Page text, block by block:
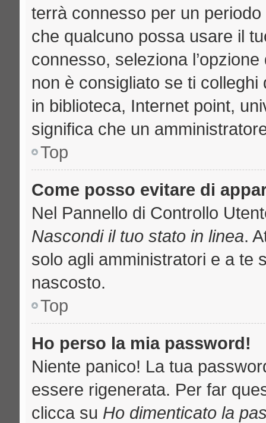
terrà connesso per un
che qualcuno possa usare il
connesso, seleziona
non è consigliato se ti
in biblioteca, Internet point,
significa che un
Top
Come posso evitare di
Nel Pannello di Controllo
Nascondi il tuo stato in linea.
solo agli amministratori e a te
nascosto.
Top
Ho perso la mia password!
Niente panico! La tua
essere rigenerata. Per far
clicca su Ho dimenticato la